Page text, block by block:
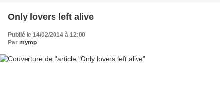
Only lovers left alive
Publié le 14/02/2014 à 12:00
Par mymp